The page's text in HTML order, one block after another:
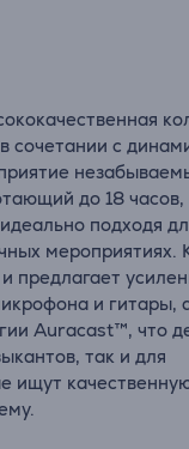
сочетании с
до 18 часов,
подходя
мероприятиях.
предлагает
и гитары,
Auracast™, что
так и для
ищут